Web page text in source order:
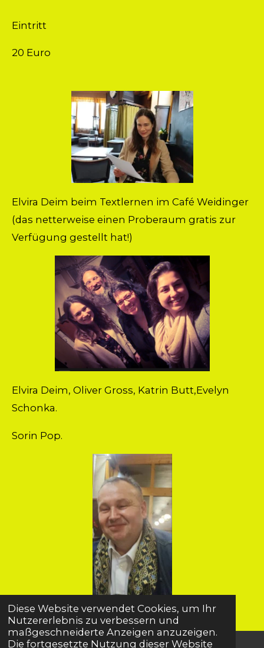
Diese Website verwendet Cookies, um Ihr
Nutzererlebnis zu verbessern und
maßgeschneiderte Anzeigen anzuzeigen.
Die fortgesetzte Nutzung dieser Website
Eintritt
20 Euro
Elvira Deim beim Textlernen im Café Weidinger
(das netterweise einen Proberaum gratis zur
Verfügung gestellt hat!)
Elvira Deim, Oliver Gross, Katrin Butt,Evelyn
Schonka.
Sorin Pop.